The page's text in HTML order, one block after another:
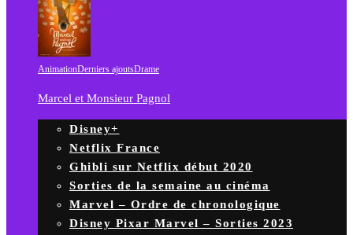
AnimationDerniers ajoutsDrame
Marcel et Monsieur Pagnol
Disney+
Netflix France
Ghibli sur Netflix début 2020
Sorties de la semaine au cinéma
Marvel – Ordre de chronologique
Disney Pixar Marvel – Sorties 2023